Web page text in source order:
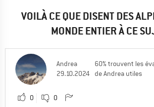
VOILÀ CE QUE DISENT DES
MONDE ENTIER À CE
Andrea
29.10.2024
60% trouvent les
de Andrea utiles
0 0